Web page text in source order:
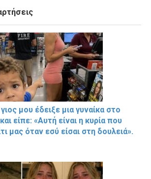
μου έδειξε μια γυναίκα στο
είπε: «Αυτή είναι η κυρία που
μας όταν εσύ είσαι στη δουλειά».